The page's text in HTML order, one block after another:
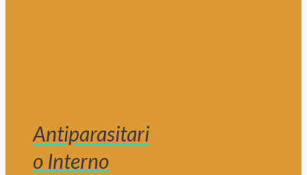
Antiparasitari
o Interno